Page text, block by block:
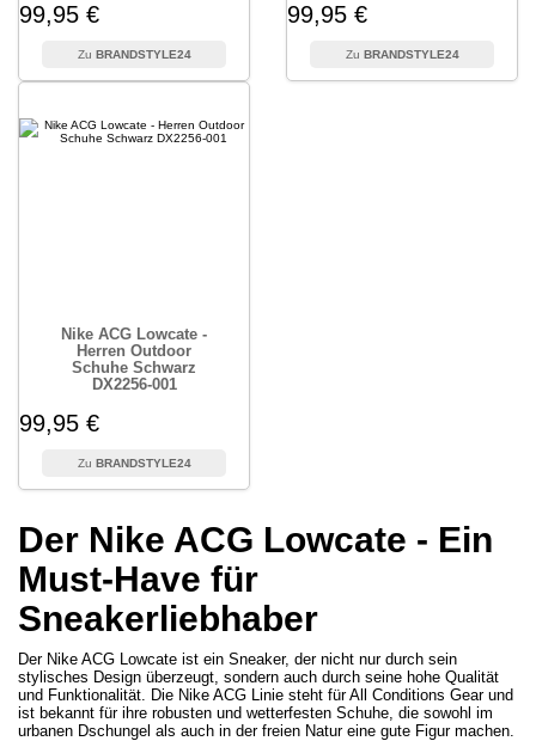
99,95 €
BRANDSTYLE24
99,95 €
BRANDSTYLE24
Nike ACG Lowcate -
Herren Outdoor
Schuhe Schwarz
DX2256-001
99,95 €
BRANDSTYLE24
Der Nike ACG Lowcate - Ein
Must-Have für
Sneakerliebhaber
Der Nike ACG Lowcate ist ein Sneaker, der nicht nur durch sein
stylisches Design überzeugt, sondern auch durch seine hohe Qualität
und Funktionalität. Die Nike ACG Linie steht für All Conditions Gear und
ist bekannt für ihre robusten und wetterfesten Schuhe, die sowohl im
urbanen Dschungel als auch in der freien Natur eine gute Figur machen.